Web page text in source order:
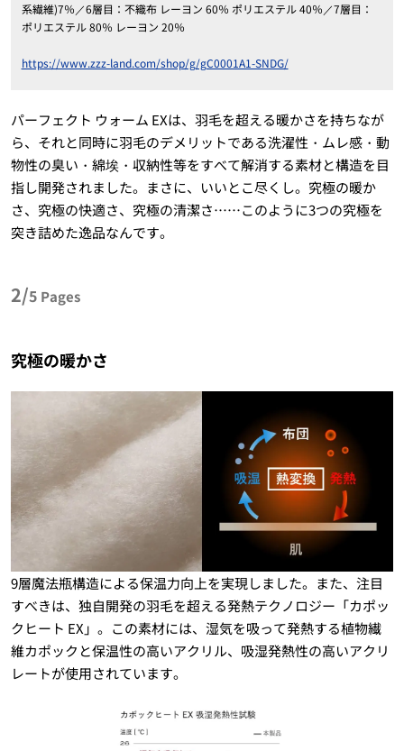
系繊維)7％／6層目：不織布 レーヨン 60％ ポリエステル 40％／7層目：
ポリエステル 80％ レーヨン 20％
https://www.zzz-land.com/shop/g/gC0001A1-SNDG/
パーフェクト ウォーム EXは、羽毛を超える暖かさを持ちなが
ら、それと同時に羽毛のデメリットである洗濯性・ムレ感・動
物性の臭い・綿埃・収納性等をすべて解消する素材と構造を目
指し開発されました。まさに、いいとこ尽くし。究極の暖か
さ、究極の快適さ、究極の清潔さ……このように3つの究極を
突き詰めた逸品なんです。
2/5 Pages
究極の暖かさ
9層魔法瓶構造による保温力向上を実現しました。また、注目
すべきは、独自開発の羽毛を超える発熱テクノロジー「カポッ
クヒート EX」。この素材には、湿気を吸って発熱する植物繊
維カポックと保温性の高いアクリル、吸湿発熱性の高いアクリ
レートが使用されています。